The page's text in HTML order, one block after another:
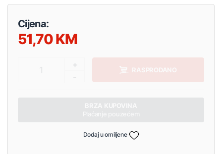
Cijena:
51,70
RASPRODANO
Dodaj u omiljene